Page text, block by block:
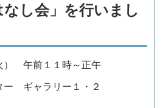
し会」を行いまし
） 午前１１時～正午
ー ギャラリー１・２